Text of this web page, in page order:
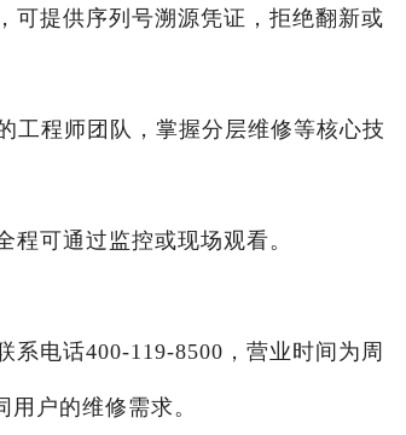
提供序列号溯源凭证，拒绝翻新或
程师团队，掌握分层维修等核心技
可通过监控或现场观看。
电话400-119-8500，营业时间为周
户的维修需求。